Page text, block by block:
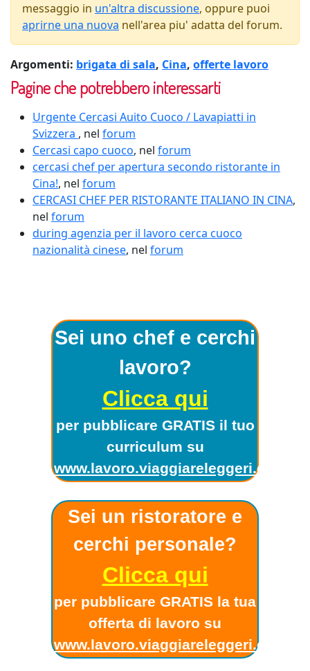
messaggio in un'altra discussione, oppure puoi
aprirne una nuova nell'area piu' adatta del forum.
Argomenti: brigata di sala, Cina, offerte lavoro
Pagine che potrebbero interessarti
Urgente Cercasi Auito Cuoco / Lavapiatti in
Svizzera , nel forum
Cercasi capo cuoco, nel forum
cercasi chef per apertura secondo ristorante in
Cina!, nel forum
CERCASI CHEF PER RISTORANTE ITALIANO IN CINA,
nel forum
during agenzia per il lavoro cerca cuoco
nazionalità cinese, nel forum
Sei uno chef e cerchi
lavoro?
Clicca qui
per pubblicare GRATIS il tuo
curriculum su
www.lavoro.viaggiareleggeri.com
Sei un ristoratore e
cerchi personale?
Clicca qui
per pubblicare GRATIS la tua
offerta di lavoro su
www.lavoro.viaggiareleggeri.com